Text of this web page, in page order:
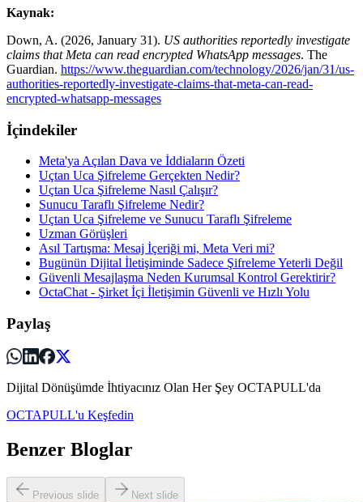
Kaynak:
Down, A. (2026, January 31). US authorities reportedly investigate
claims that Meta can read encrypted WhatsApp messages. The
Guardian. https://www.theguardian.com/technology/2026/jan/31/us-
authorities-reportedly-investigate-claims-that-meta-can-read-
encrypted-whatsapp-messages
İçindekiler
Meta'ya Açılan Dava ve İddiaların Özeti
Uçtan Uca Şifreleme Gerçekten Nedir?
Uçtan Uca Şifreleme Nasıl Çalışır?
Sunucu Taraflı Şifreleme Nedir?
Uçtan Uca Şifreleme ve Sunucu Taraflı Şifreleme
Uzman Görüşleri
Asıl Tartışma: Mesaj İçeriği mi, Meta Veri mi?
Bugünün Dijital İletişiminde Sadece Şifreleme Yeterli Değil
Güvenli Mesajlaşma Neden Kurumsal Kontrol Gerektirir?
OctaChat - Şirket İçi İletişimin Güvenli ve Hızlı Yolu
Paylaş
Dijital Dönüşümde İhtiyacınız Olan Her Şey OCTAPULL'da
OCTAPULL'u Keşfedin
Benzer Bloglar
Previous slide Next slide